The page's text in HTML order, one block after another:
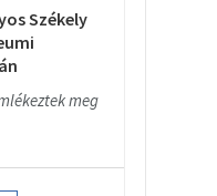
Székely
meg